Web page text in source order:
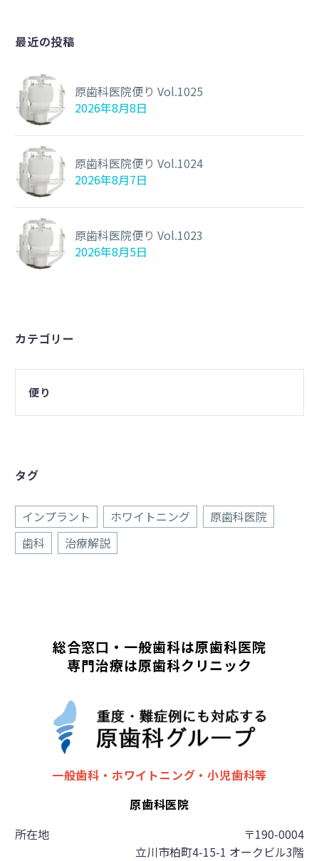
最近の投稿
原歯科医院便り Vol.1025
2026年8月8日
原歯科医院便り Vol.1024
2026年8月7日
原歯科医院便り Vol.1023
2026年8月5日
カテゴリー
便り
タグ
インプラント ホワイトニング
原歯科医院
歯科
治療解説
総合窓口・一般歯科は原歯科医院
専門治療は原歯科クリニック
一般歯科・ホワイトニング・小児歯科等
原歯科医院
所在地
〒190-0004
立川市柏町4-15-1 オークビル3階